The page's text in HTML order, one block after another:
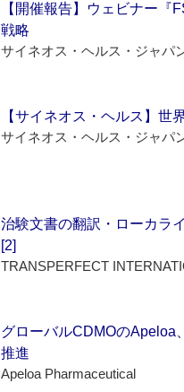
【開催報告】ウェビナー『
戦略
サイネオス・ヘルス・ジャパ
【サイネオス・ヘルス】
サイネオス・ヘルス・ジャパ
治験文書の翻訳・ローカラ
[2]
TRANSPERFECT
グローバルCDMOのApeloa
推進
Apeloa Pharmaceutical